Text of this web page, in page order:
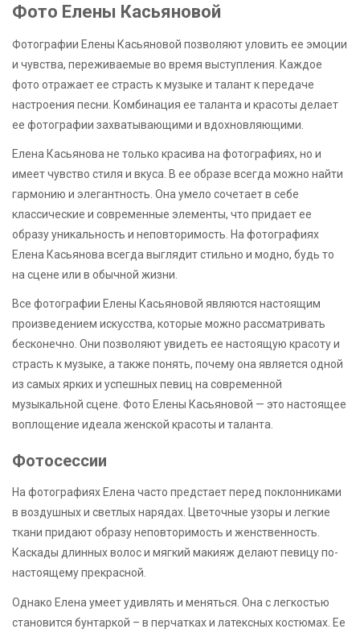
Фото Елены Касьяновой
Фотографии Елены Касьяновой позволяют уловить ее эмоции
и чувства, переживаемые во время выступления. Каждое
фото отражает ее страсть к музыке и талант к передаче
настроения песни. Комбинация ее таланта и красоты делает
ее фотографии захватывающими и вдохновляющими.
Елена Касьянова не только красива на фотографиях, но и
имеет чувство стиля и вкуса. В ее образе всегда можно найти
гармонию и элегантность. Она умело сочетает в себе
классические и современные элементы, что придает ее
образу уникальность и неповторимость. На фотографиях
Елена Касьянова всегда выглядит стильно и модно, будь то
на сцене или в обычной жизни.
Все фотографии Елены Касьяновой являются настоящим
произведением искусства, которые можно рассматривать
бесконечно. Они позволяют увидеть ее настоящую красоту и
страсть к музыке, а также понять, почему она является одной
из самых ярких и успешных певиц на современной
музыкальной сцене. Фото Елены Касьяновой — это настоящее
воплощение идеала женской красоты и таланта.
Фотосессии
На фотографиях Елена часто предстает перед поклонниками
в воздушных и светлых нарядах. Цветочные узоры и легкие
ткани придают образу неповторимость и женственность.
Каскады длинных волос и мягкий макияж делают певицу по-
настоящему прекрасной.
Однако Елена умеет удивлять и меняться. Она с легкостью
становится бунтаркой – в перчатках и латексных костюмах. Ее